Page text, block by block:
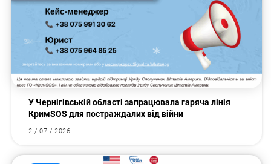
У Чернігівській області запрацювала гаряча лінія
КримSOS для постраждалих від війни
2 / 07 / 2026